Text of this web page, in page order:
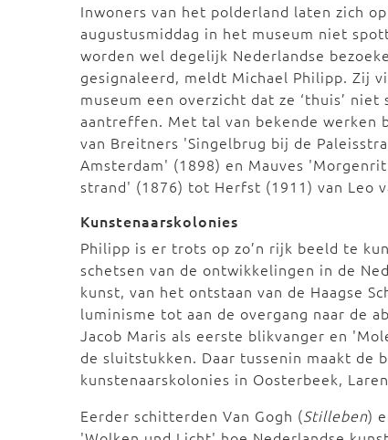
Inwoners van het polderland laten zich
augustusmiddag in het museum niet
worden wel degelijk Nederlandse
gesignaleerd, meldt Michael Philipp. Zij
museum een overzicht dat ze ‘thuis’ niet
aantreffen. Met tal van bekende werken
van Breitners 'Singelbrug bij de
Amsterdam' (1898) en Mauves
strand' (1876) tot Herfst (1911) van Leo
Kunstenaarskolonies
Philipp is er trots op zo’n rijk beeld te
schetsen van de ontwikkelingen in de
kunst, van het ontstaan van de Haagse
luminisme tot aan de overgang naar de
Jacob Maris als eerste blikvanger en
de sluitstukken. Daar tussenin maakt de
kunstenaarskolonies in Oosterbeek,
Eerder schitterden Van Gogh (Stilleben)